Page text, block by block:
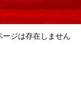
ージは存在しません